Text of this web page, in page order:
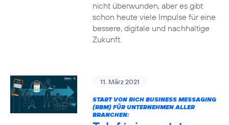
nicht überwunden, aber es gibt
schon heute viele Impulse für eine
bessere, digitale und nachhaltige
Zukunft.
11. März 2021
START VON RICH BUSINESS MESSAGING
(RBM) FÜR UNTERNEHMEN ALLER
BRANCHEN: